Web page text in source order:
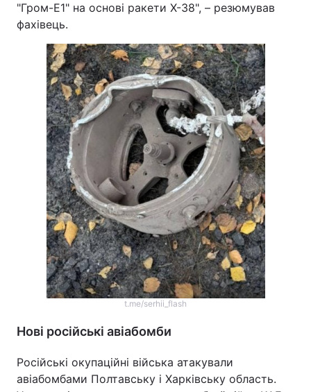
"Гром-Е1" на основі ракети Х-38", – резюмував
фахівець.
t.me/serhii_flash
Нові російські авіабомби
Російські окупаційні війська атакували
авіабомбами Полтавську і Харківську область.